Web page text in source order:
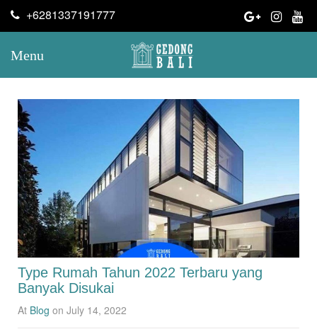
+6281337191777
Menu
Type Rumah Tahun 2022 Terbaru yang
Banyak Disukai
At Blog on July 14, 2022